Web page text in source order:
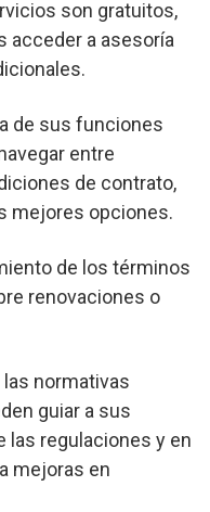
son gratuitos,
acceder a asesoría
de sus funciones
entre
de contrato,
mejores opciones.
de los términos
renovaciones o
normativas
guiar a sus
las regulaciones y en
mejoras en